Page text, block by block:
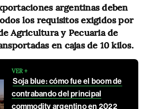
argentinas deben
los requisitos exigidos por
Agricultura y Pecuaria de
en cajas de 10 kilos.
VER +
Soja blue: cómo fue el boom de
contrabando del principal
commodity argentino en 2022